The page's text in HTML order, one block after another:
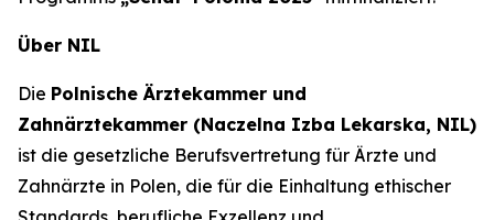
Über NIL
Die Polnische Ärztekammer und
Zahnärztekammer (Naczelna Izba Lekarska, NIL)
ist die gesetzliche Berufsvertretung für Ärzte und
Zahnärzte in Polen, die für die Einhaltung ethischer